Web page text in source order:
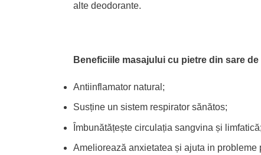
alte deodorante.
Beneficiile masajului cu pietre din sare de
Antiinflamator natural;
Susține un sistem respirator sănătos;
Îmbunătățește circulația sangvina și limfatică;
Ameliorează anxietatea și ajuta in probleme